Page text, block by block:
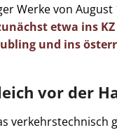
Werke von August
etwa ins
und ins
vor der
verkehrstechnisch